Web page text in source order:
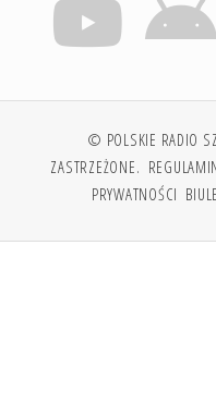
© POLSKIE RADIO
ZASTRZEŻONE.
PRYWATNOŚCI